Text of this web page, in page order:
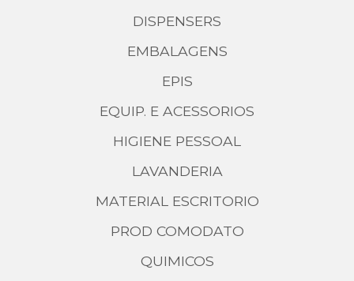
DISPENSERS
EMBALAGENS
EPIS
EQUIP. E ACESSORIOS
HIGIENE PESSOAL
LAVANDERIA
MATERIAL ESCRITORIO
PROD COMODATO
QUIMICOS